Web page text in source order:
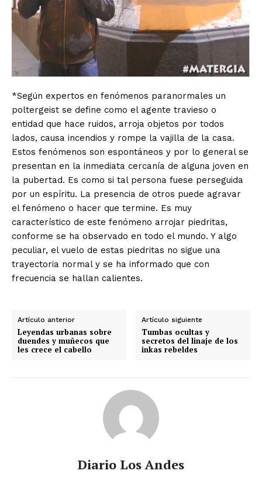
*Según expertos en fenómenos paranormales un
poltergeist se define como el agente travieso o
entidad que hace ruidos, arroja objetos por todos
lados, causa incendios y rompe la vajilla de la casa.
Estos fenómenos son espontáneos y por lo general se
presentan en la inmediata cercanía de alguna joven en
la pubertad. Es como si tal persona fuese perseguida
por un espíritu. La presencia de otros puede agravar
el fenómeno o hacer que termine. Es muy
característico de este fenómeno arrojar piedritas,
conforme se ha observado en todo el mundo. Y algo
peculiar, el vuelo de estas piedritas no sigue una
trayectoria normal y se ha informado que con
frecuencia se hallan calientes.
Artículo anterior
Leyendas urbanas sobre
duendes y muñecos que
les crece el cabello
Artículo siguiente
Tumbas ocultas y
secretos del linaje de los
inkas rebeldes
Diario Los Andes